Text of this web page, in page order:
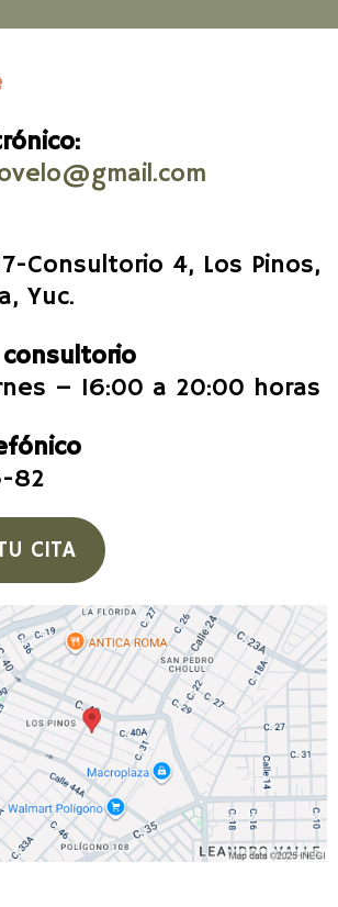
Consultorio 4, Los Pinos,
Yuc.
– 16:00 a 20:00 horas
82
CITA